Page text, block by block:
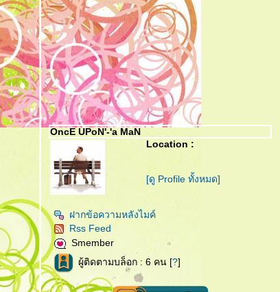
OncE UPoN'-'a MaN
Location :
[ดู Profile ทั้งหมด]
ฝากข้อความหลังไมค์
Rss Feed
Smember
ผู้ติดตามบล็อก : 6 คน [?]